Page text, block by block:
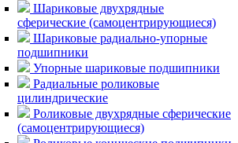
Шариковые двухрядные
сферические (самоцентрирующиеся)
Шариковые радиально-упорные
подшипники
Упорные шариковые подшипники
Радиальные роликовые
цилиндрические
Роликовые двухрядные сферические
(самоцентрирующиеся)